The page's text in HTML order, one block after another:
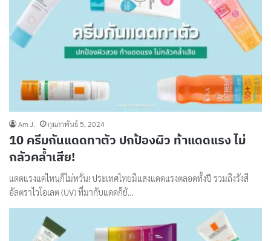
Am J. กุมภาพันธ์ 5, 2024
10 ครีมกันแดดทาตัว ปกป้องผิว ท้าแดดแรง ไม่
กลัวคล้ำเสีย!
แดดแรงแค่ไหนก็ไม่หวั่น! ประเทศไทยมีแสงแดดแรงตลอดทั้งปี รวมถึงรังสี
อัลตราไวโอเลต (UV) ที่มากับแดดก็ยั…